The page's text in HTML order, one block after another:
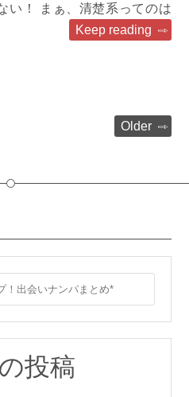
い！ まぁ、清楚系ってのは
Keep reading
Older
投稿